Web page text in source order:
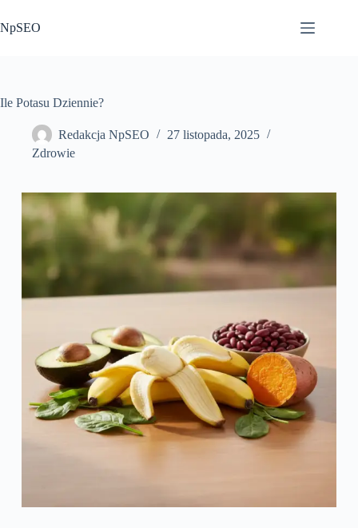
do
treści
NpSEO
Ile Potasu Dziennie?
Redakcja NpSEO
27 listopada, 2025
Zdrowie